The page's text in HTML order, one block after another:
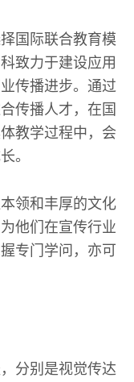
国际联合教育模
致力于建设应用
传播进步。通过
传播人才，在国
教学过程中，会
。
领和丰厚的文化
他们在宣传行业
专门学问，亦可
分别是视觉传达